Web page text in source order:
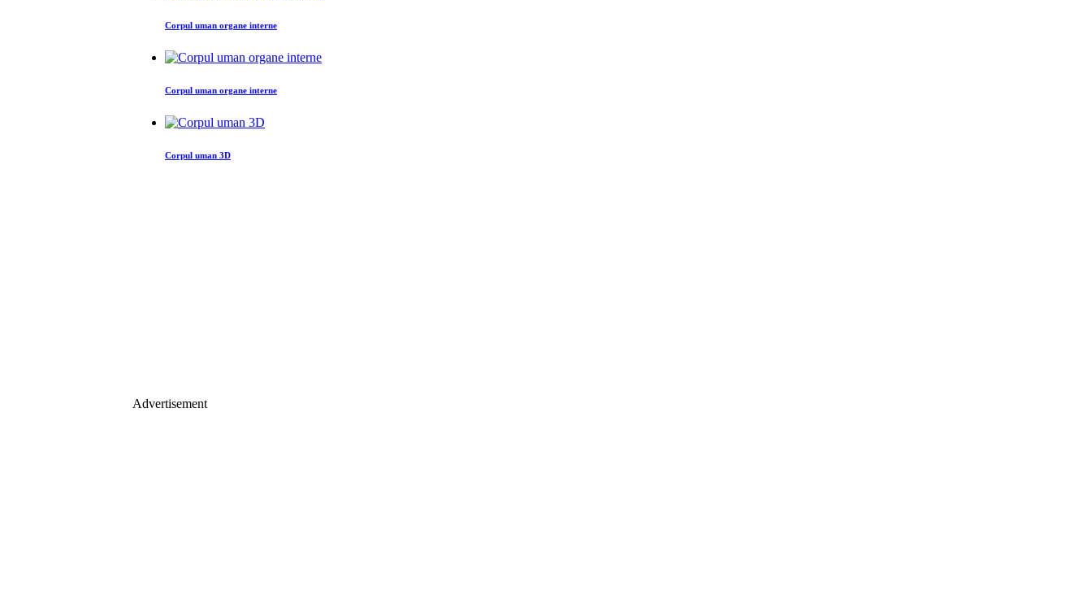
Corpul uman organe interne
Corpul uman organe interne
Corpul uman 3D
Advertisement